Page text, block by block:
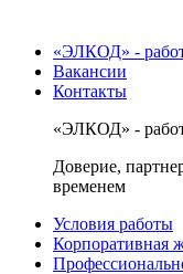
«ЭЛКОД» -
Вакансии
Контакты
«ЭЛКОД» -
Доверие,
временем
Условия работы
Корпоративная